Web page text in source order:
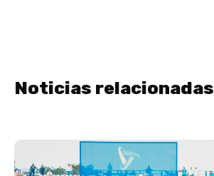
Noticias relacionadas